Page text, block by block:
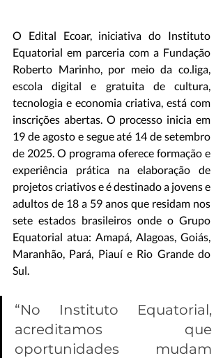
O Edital Ecoar, iniciativa do Instituto
Equatorial em parceria com a Fundação
Roberto Marinho, por meio da co.liga,
escola digital e gratuita de cultura,
tecnologia e economia criativa, está com
inscrições abertas. O processo inicia em
19 de agosto e segue até 14 de setembro
de 2025. O programa oferece formação e
experiência prática na elaboração de
projetos criativos e é destinado a jovens e
adultos de 18 a 59 anos que residam nos
sete estados brasileiros onde o Grupo
Equatorial atua: Amapá, Alagoas, Goiás,
Maranhão, Pará, Piauí e Rio Grande do
Sul.
“No Instituto Equatorial,
acreditamos que
oportunidades mudam